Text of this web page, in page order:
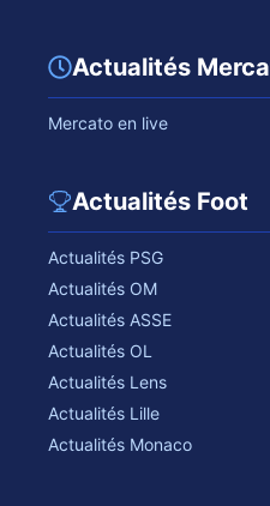
Actualités
Mercato en live
Actualités Foot
Actualités PSG
Actualités OM
Actualités ASSE
Actualités OL
Actualités Lens
Actualités Lille
Actualités Monaco